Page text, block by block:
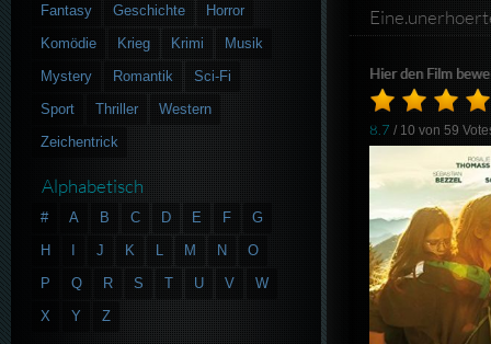
Hier den Film
8.7 / 10 von59
Fantasy
Geschichte
Horror
Komödie
Krieg Krimi
Musik
Mystery
Romantik
Sci-Fi
Sport
Thriller
Western
Zeichentrick
Alphabetisch
# A B C D E F
G
H
J K L M N
O
P
Q R S T U V
W
X
Y Z